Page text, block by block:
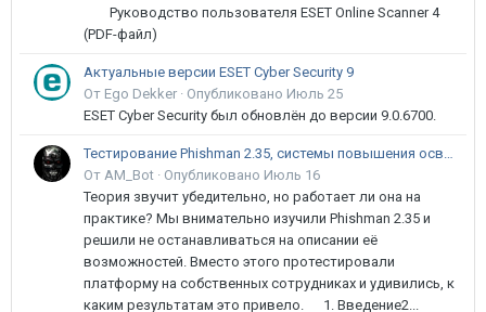
Руководство пользователя ESET Online Scanner 4
(PDF-файл)
Актуальные версии ESET Cyber Security 9
От Ego Dekker · Опубликовано Июль 25
ESET Cyber Security был обновлён до версии 9.0.6700.
Тестирование Phishman 2.35, системы повышения осведомлённости пользователей в сфере ИБ
От AM_Bot · Опубликовано Июль 16
Теория звучит убедительно, но работает ли она на
практике? Мы внимательно изучили Phishman 2.35 и
решили не останавливаться на описании её
возможностей. Вместо этого протестировали
платформу на собственных сотрудниках и удивились, к
каким результатам это привело. 1. Введение2...